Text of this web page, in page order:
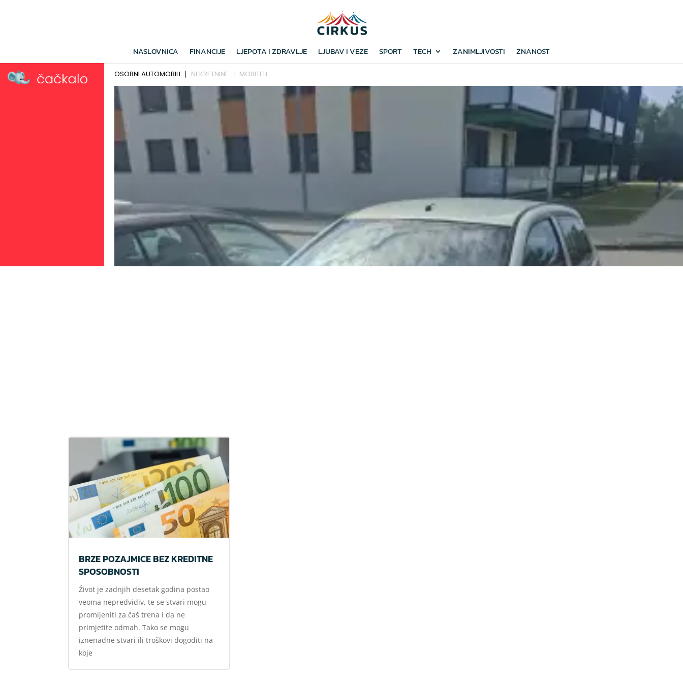
NASLOVNICA FINANCIJE LJEPOTA I ZDRAVLJE LJUBAV I VEZE SPORT TECH ZANIMLJIVOSTI ZNANOST
BRZE POZAJMICE BEZ KREDITNE
SPOSOBNOSTI
Život je zadnjih desetak godina postao
veoma nepredvidiv, te se stvari mogu
promijeniti za čaš trena i da ne
primjetite odmah. Tako se mogu
iznenadne stvari ili troškovi dogoditi na
koje